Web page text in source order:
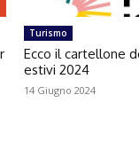
Turismo
Ecco il cartellone
estivi 2024
14 Giugno 2024